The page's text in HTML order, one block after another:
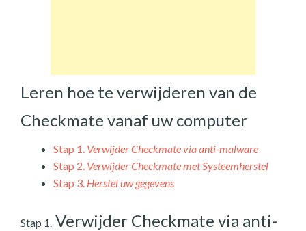
Leren hoe te verwijderen van de
Checkmate vanaf uw computer
Stap 1. Verwijder Checkmate via anti-malware
Stap 2. Verwijder Checkmate met Systeemherstel
Stap 3. Herstel uw gegevens
Stap 1. Verwijder Checkmate via anti-